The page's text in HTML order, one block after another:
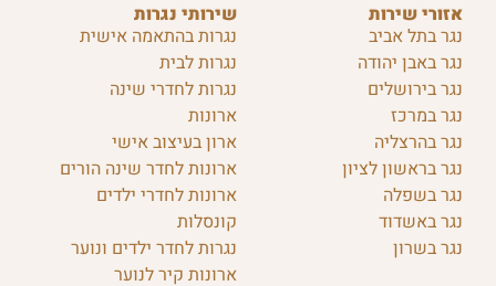
שירותי נגרות
נגרות בהתאמה אישית
נגרות לבית
נגרות לחדרי שינה
ארונות
ארון בעיצוב אישי
ארונות לחדר שינה הורים
ארונות לחדרי ילדים
קונסלות
נגרות לחדר ילדים ונוער
ארונות קיר לנוער
אזורי שירות
נגר בתל אביב
נגר באבן יהודה
נגר בירושלים
נגר במרכז
נגר בהרצליה
נגר בראשון לציון
נגר בשפלה
נגר באשדוד
נגר בשרון